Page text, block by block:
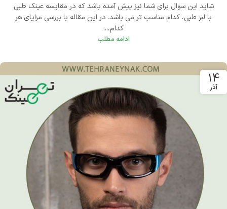
شاید این سوال برای شما نیز پیش آمده باشد که در مقایسه عینک طبی
با لنز طبی، کدام مناسب تر می باشد. در این مقاله با بررسی مزایای هر
کدام،...
ادامه مطلب
14
آذر